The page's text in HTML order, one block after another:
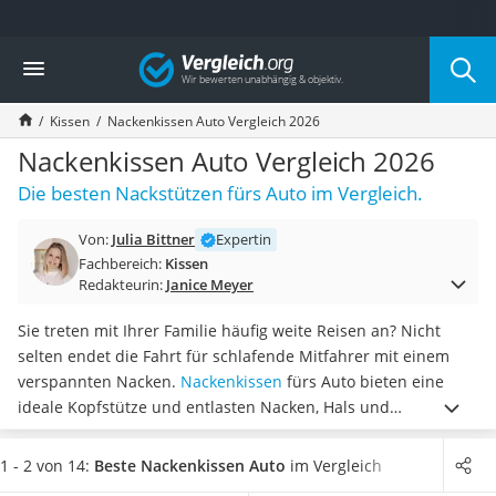
Die beliebtesten Vergleiche nach Kategorie
Wohnen
Matratzen-Topper
Matratzen
Konferenzlautsprecher
Tageslichtlampe
Badlüfter
Bürohocker
Außenleuchte mit Kamera
Akku-Tischlampe
Konferenzmikrofon
Klappmatratze
Duschkopf mit Kalkfilter
Aktenvernichter Sicherheitsstufe 4
Bettgitter
Vergleich
Kissen Nackenkissen Auto Vergleich 2026
Nackenkissen Auto Vergleich 2026
Die besten Nackstützen fürs Auto im Vergleich.
Von: Julia Bittner
Expertin
Fachbereich: Kissen
Redakteurin: Janice Meyer
Sie treten mit Ihrer Familie häufig weite Reisen an? Nicht
selten endet die Fahrt für schlafende Mitfahrer mit einem
verspannten Nacken. Nackenkissen fürs Auto bieten eine
ideale Kopfstütze und entlasten Nacken, Hals und
Schulterpartie. Zudemschützen Sie den Kopf auch vor
Erschütterungendurch die Fahrt. Diverse Online-Tests
1 - 2 von 14: Beste Nackenkissen Auto im Vergleich